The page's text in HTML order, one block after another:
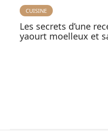
CUISINE
Les secrets d’une
yaourt moelleux et